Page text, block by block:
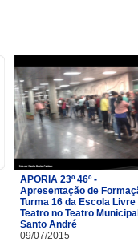
APORIA 23º 46º -
Apresentação de
Turma 16 da Escola Livre
Teatro no Teatro
Santo André
09/07/2015